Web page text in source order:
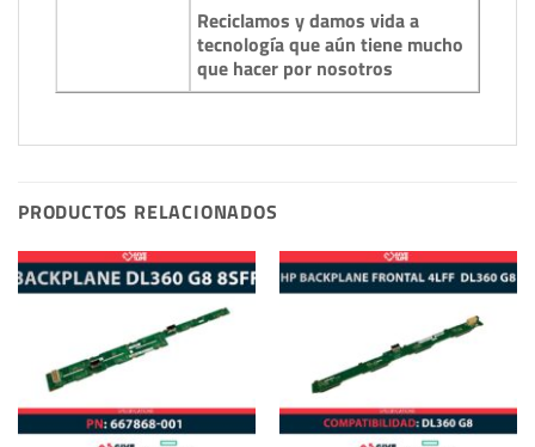
Reciclamos y damos vida a
tecnología que aún tiene mucho
que hacer por nosotros
PRODUCTOS RELACIONADOS